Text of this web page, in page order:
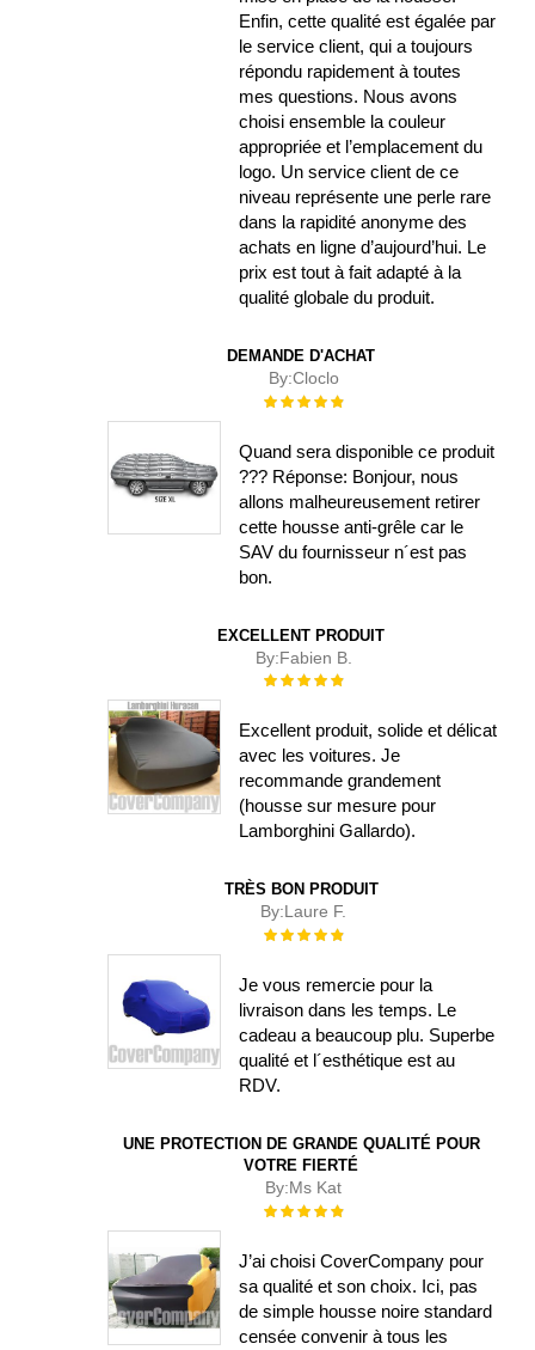
Enfin, cette qualité est égalée par
le service client, qui a toujours
répondu rapidement à toutes
mes questions. Nous avons
choisi ensemble la couleur
appropriée et l’emplacement du
logo. Un service client de ce
niveau représente une perle rare
dans la rapidité anonyme des
achats en ligne d’aujourd’hui. Le
prix est tout à fait adapté à la
qualité globale du produit.
DEMANDE D'ACHAT
By:Cloclo
Évaluation :
Quand sera disponible ce produit
??? Réponse: Bonjour, nous
allons malheureusement retirer
cette housse anti-grêle car le
SAV du fournisseur n´est pas
bon.
EXCELLENT PRODUIT
By:Fabien B.
Évaluation :
Excellent produit, solide et délicat
avec les voitures. Je
recommande grandement
(housse sur mesure pour
Lamborghini Gallardo).
TRÈS BON PRODUIT
By:Laure F.
Évaluation :
Je vous remercie pour la
livraison dans les temps. Le
cadeau a beaucoup plu. Superbe
qualité et l´esthétique est au
RDV.
UNE PROTECTION DE GRANDE QUALITÉ POUR
VOTRE FIERTÉ
By:Ms Kat
Évaluation :
J’ai choisi CoverCompany pour
sa qualité et son choix. Ici, pas
de simple housse noire standard
censée convenir à tous les